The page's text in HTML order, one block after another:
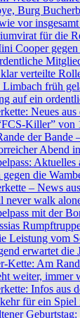
Burg
vor
für die
Cooper
verteilte
Limbach früh
auf ein
Neues
Killer” von
der Bande
Abend
Aktuelles
die
– News
never walk
mit der
Leistung vom
erwartet die
Kette: Am
weiter, immer
Infos aus
für ein Spiel